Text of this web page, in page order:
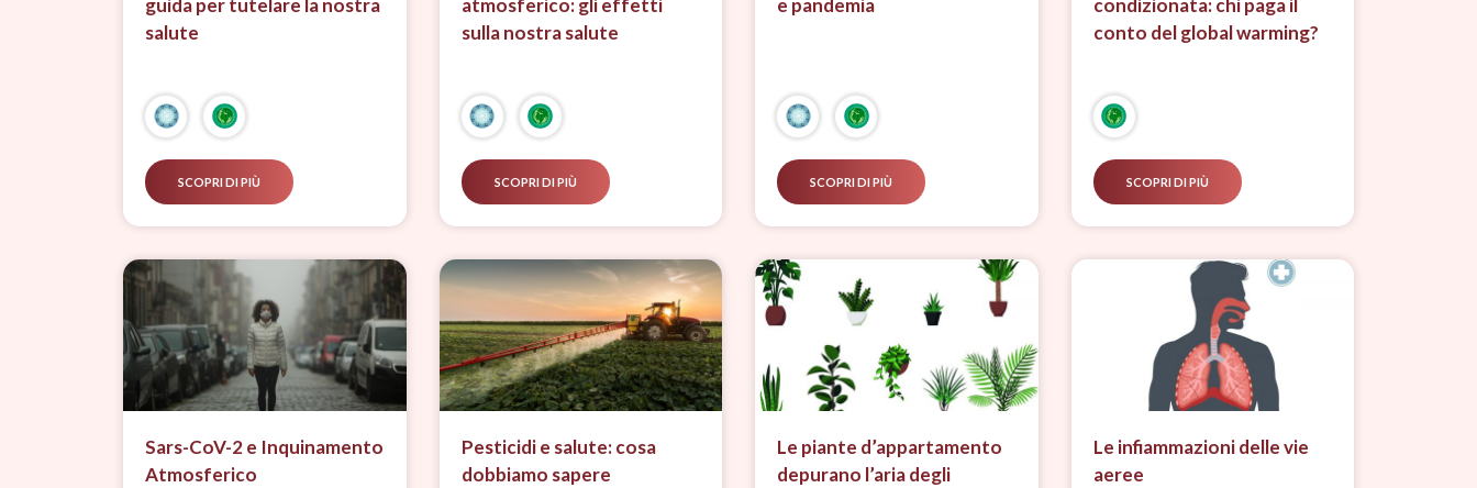
salute
SCOPRI DI PIÙ
sulla nostra salute
SCOPRI DI PIÙ SCOPRI DI PIÙ
conto del global warming?
SCOPRI DI PIÙ
Sars-CoV-2 e Inquinamento
Atmosferico
Pesticidi e salute: cosa
dobbiamo sapere
Le piante d’appartamento
depurano l’aria degli
Le infiammazioni delle vie
aeree